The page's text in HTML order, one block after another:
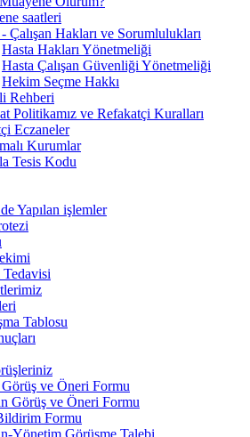
saatleri
Çalışan Hakları ve Sorumlulukları
Hasta Hakları Yönetmeliği
Hasta Çalışan Güvenliği Yönetmeliği
Hekim Seçme Hakkı
Rehberi
Politikamız ve Refakatçi Kuralları
Eczaneler
Kurumlar
Tesis Kodu
Yapılan işlemler
Tablosu
ve Öneri Formu
Görüş ve Öneri Formu
Formu
Yönetim Görüşme Talebi